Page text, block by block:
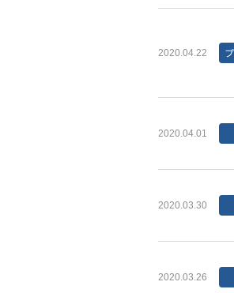
2020.04.22
2020.04.01
2020.03.30
2020.03.26